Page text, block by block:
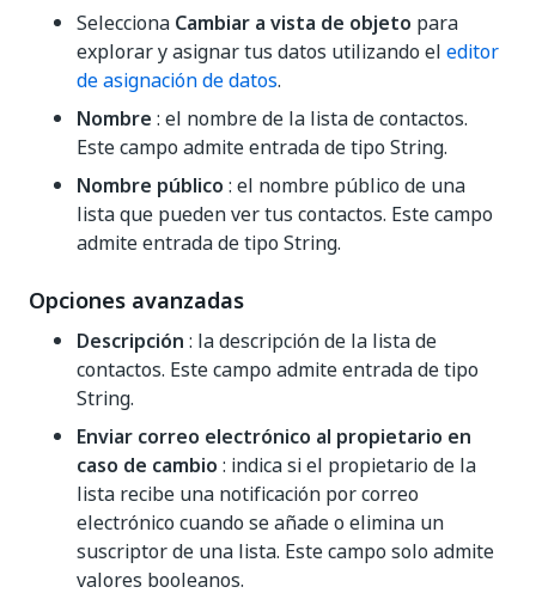
Selecciona Cambiar a vista de objeto para
explorar y asignar tus datos utilizando el editor
de asignación de datos.
Nombre : el nombre de la lista de contactos.
Este campo admite entrada de tipo String.
Nombre público : el nombre público de una
lista que pueden ver tus contactos. Este campo
admite entrada de tipo String.
Opciones avanzadas
Descripción : la descripción de la lista de
contactos. Este campo admite entrada de tipo
String.
Enviar correo electrónico al propietario en
caso de cambio : indica si el propietario de la
lista recibe una notificación por correo
electrónico cuando se añade o elimina un
suscriptor de una lista. Este campo solo admite
valores booleanos.